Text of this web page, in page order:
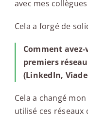
avec mes
Cela a forgé de
Comment avez-
premiers
(LinkedIn,
Cela a changé
utilisé ces